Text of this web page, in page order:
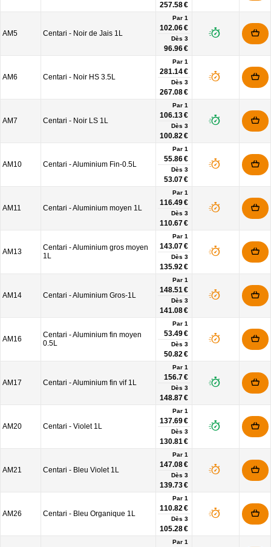
257.58 €
AM5 Centari - Noir de Jais 1L
Par 1
102.06 €
Dès 3
96.96 €
AM6 Centari - Noir HS 3.5L
Par 1
281.14 €
Dès 3
267.08 €
AM7 Centari - Noir LS 1L
Par 1
106.13 €
Dès 3
100.82 €
AM10 Centari - Aluminium Fin-0.5L
Par 1
55.86 €
Dès 3
53.07 €
AM11 Centari - Aluminium moyen 1L
Par 1
116.49 €
Dès 3
110.67 €
AM13
Centari - Aluminium gros moyen
1L
Par 1
143.07 €
Dès 3
135.92 €
AM14 Centari - Aluminium Gros-1L
Par 1
148.51 €
Dès 3
141.08 €
AM16
Centari - Aluminium fin moyen
0.5L
Par 1
53.49 €
Dès 3
50.82 €
AM17 Centari - Aluminium fin vif 1L
Par 1
156.7 €
Dès 3
148.87 €
AM20 Centari - Violet 1L
Par 1
137.69 €
Dès 3
130.81 €
AM21 Centari - Bleu Violet 1L
Par 1
147.08 €
Dès 3
139.73 €
AM26 Centari - Bleu Organique 1L
Par 1
110.82 €
Dès 3
105.28 €
Par 1